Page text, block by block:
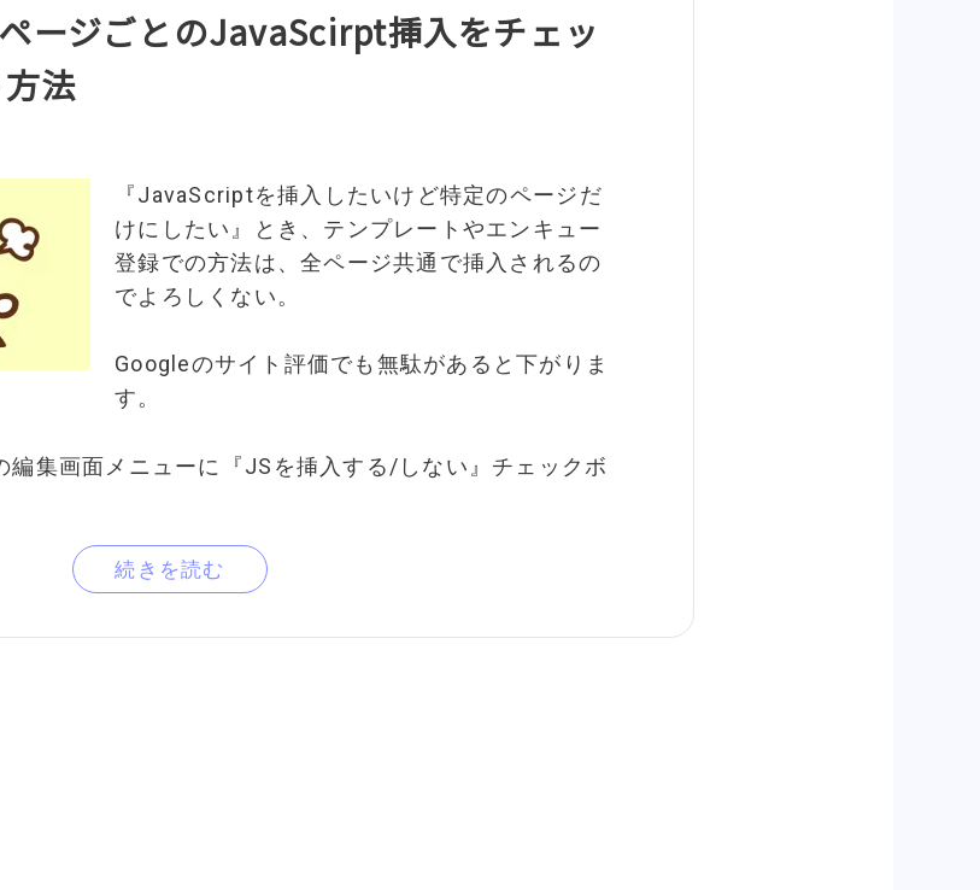
ージごとのJavaScirpt挿入をチェッ
法
『JavaScriptを挿入したいけど特定のページだ
けにしたい』とき、テンプレートやエンキュー
登録での方法は、全ページ共通で挿入されるの
でよろしくない。
Googleのサイト評価でも無駄があると下がりま
す。
集画面メニューに『JSを挿入する/しない』チェックボ
続きを読む